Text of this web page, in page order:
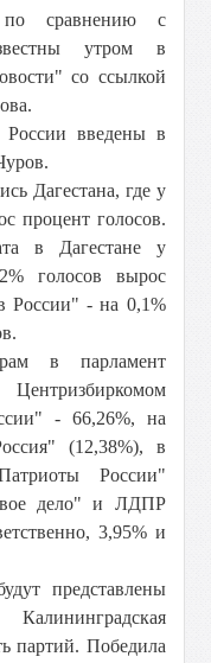
по сравнению с
утром в
со ссылкой
России введены в
Дагестана, где у
процент голосов.
в Дагестане у
голосов вырос
России" - на 0,1%
в парламент
- 66,26%, на
(12,38%), в
России"
дело" и ЛДПР
3,95% и
представлены
партий. Победила